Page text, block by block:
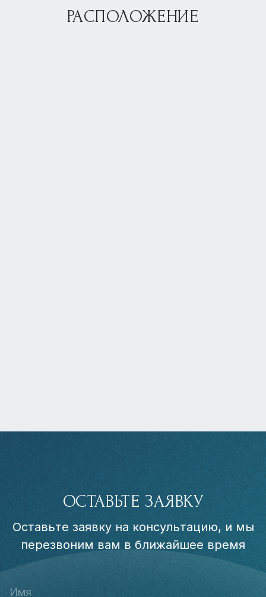
РАСПОЛОЖЕНИЕ
ОСТАВЬТЕ ЗАЯВКУ
Оставьте заявку на консультацию, и мы
перезвоним вам в ближайшее время